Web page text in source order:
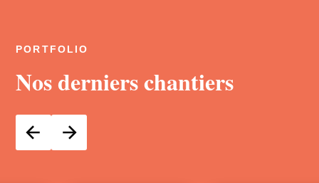
PORTFOLIO
Nos derniers chantiers